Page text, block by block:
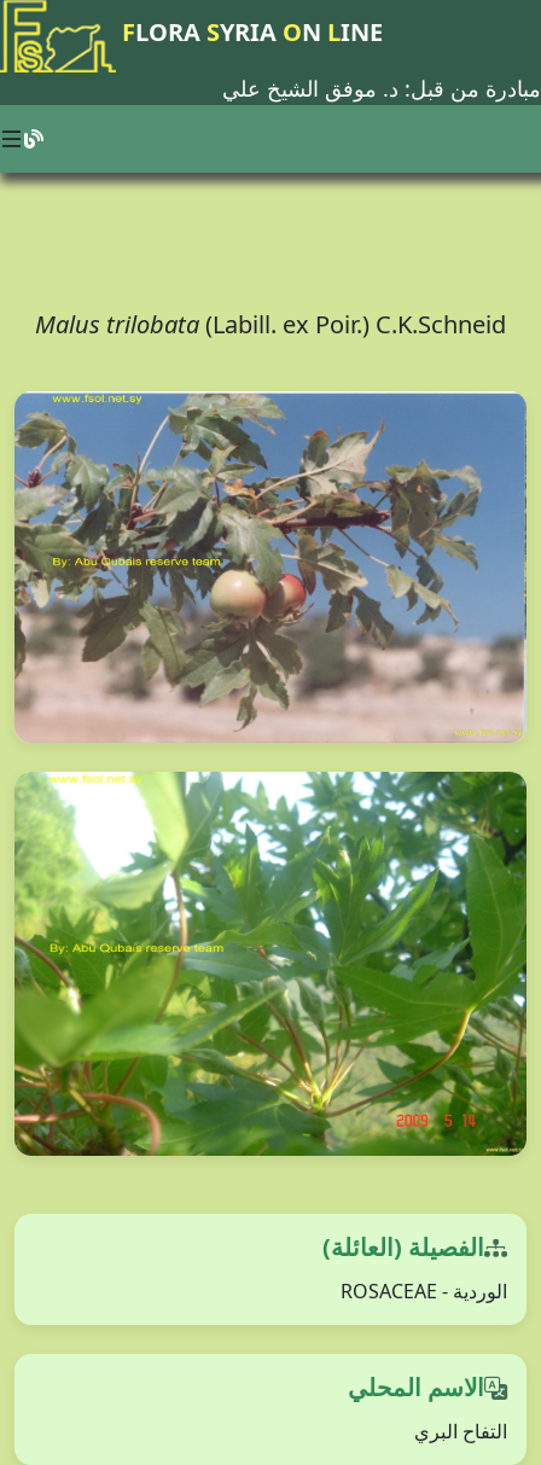
FLORA SYRIA ON LINE
مبادرة من قبل: د. موفق الشيخ علي
Malus trilobata(Labill. ex Poir.) C.K.Schneid
الفصيلة (العائلة)
الوردية - ROSACEAE
الاسم المحلي
التفاح البري